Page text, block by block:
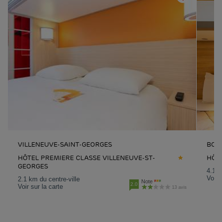
VILLENEUVE-SAINT-GEORGES
HÔTEL PREMIERE CLASSE VILLENEUVE-ST-
GEORGES
2.1 km du centre-ville
Voir sur la carte
2.0 Note
13 avis
4.1
Voir